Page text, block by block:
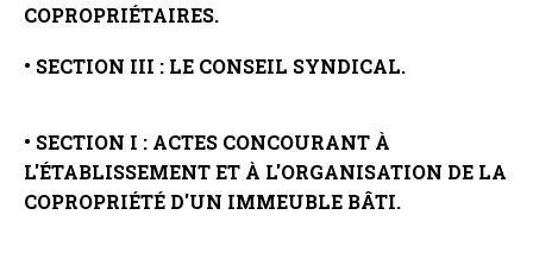
COPROPRIÉTAIRES.
• SECTION III : LE CONSEIL SYNDICAL.
• SECTION I : ACTES CONCOURANT À
L'ÉTABLISSEMENT ET À L'ORGANISATION DE LA
COPROPRIÉTÉ D'UN IMMEUBLE BÂTI.